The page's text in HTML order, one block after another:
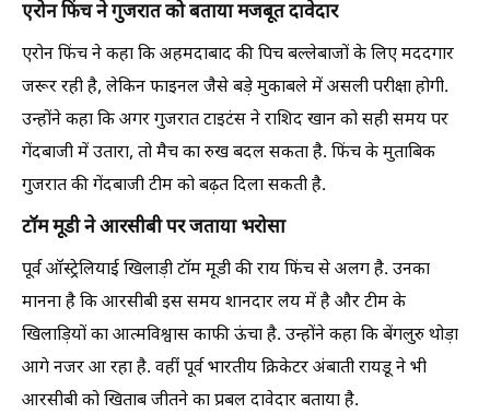
एरोन फिंच ने गुजरात को बताया मजबूत दावेदार
एरोन फिंच ने कहा कि अहमदाबाद की पिच बल्लेबाजों के लिए मददगार
जरूर रही है, लेकिन फाइनल जैसे बड़े मुकाबले में असली परीक्षा होगी.
उन्होंने कहा कि अगर गुजरात टाइटंस ने राशिद खान को सही समय पर
गेंदबाजी में उतारा, तो मैच का रुख बदल सकता है. फिंच के मुताबिक
गुजरात की गेंदबाजी टीम को बढ़त दिला सकती है.
टॉम मूडी ने आरसीबी पर जताया भरोसा
पूर्व ऑस्ट्रेलियाई खिलाड़ी टॉम मूडी की राय फिंच से अलग है. उनका
मानना है कि आरसीबी इस समय शानदार लय में है और टीम के
खिलाड़ियों का आत्मविश्वास काफी ऊंचा है. उन्होंने कहा कि बेंगलुरु थोड़ा
आगे नजर आ रहा है. वहीं पूर्व भारतीय क्रिकेटर अंबाती रायडू ने भी
आरसीबी को खिताब जीतने का प्रबल दावेदार बताया है.